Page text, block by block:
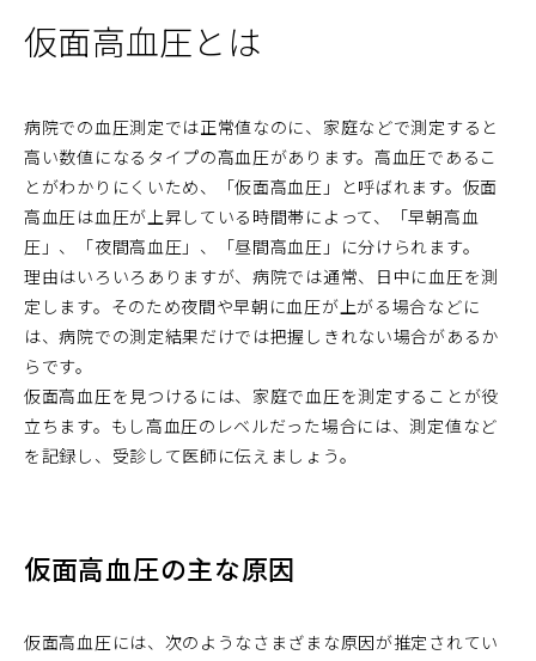
仮面高血圧とは
病院での血圧測定では正常値なのに、家庭などで測定すると
高い数値になるタイプの高血圧があります。高血圧であるこ
とがわかりにくいため、「仮面高血圧」と呼ばれます。仮面
高血圧は血圧が上昇している時間帯によって、「早朝高血
圧」、「夜間高血圧」、「昼間高血圧」に分けられます。
理由はいろいろありますが、病院では通常、日中に血圧を測
定します。そのため夜間や早朝に血圧が上がる場合などに
は、病院での測定結果だけでは把握しきれない場合があるか
らです。
仮面高血圧を見つけるには、家庭で血圧を測定することが役
立ちます。もし高血圧のレベルだった場合には、測定値など
を記録し、受診して医師に伝えましょう。
仮面高血圧の主な原因
仮面高血圧には、次のようなさまざまな原因が推定されてい